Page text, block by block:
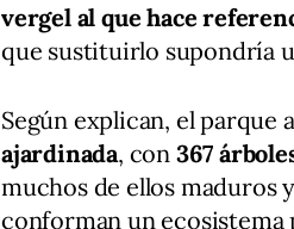
vergel al que hace
que sustituirlo supondría
Según explican, el parque
ajardinada, con 367
muchos de ellos maduros
conforman un ecosistema